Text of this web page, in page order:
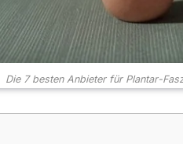
Die 7 besten Anbieter für Plantar-